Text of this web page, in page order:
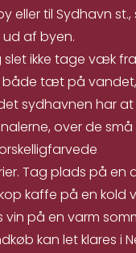
eller til Sydhavn
af byen.
slet ikke tage væk
både tæt på
sydhavnen har
over de
Tag plads på en
kaffe på en kold
vin på en varm
kan let klares i